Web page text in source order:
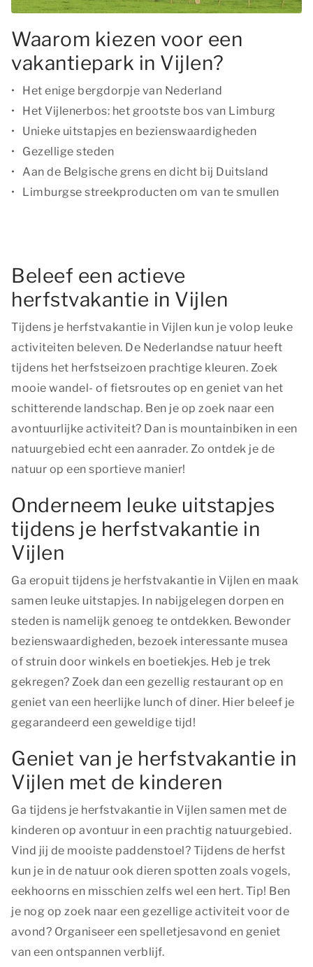
Waarom kiezen voor een
vakantiepark in Vijlen?
Het enige bergdorpje van Nederland
Het Vijlenerbos: het grootste bos van Limburg
Unieke uitstapjes en bezienswaardigheden
Gezellige steden
Aan de Belgische grens en dicht bij Duitsland
Limburgse streekproducten om van te smullen
Beleef een actieve
herfstvakantie in Vijlen
Tijdens je herfstvakantie in Vijlen kun je volop leuke
activiteiten beleven. De Nederlandse natuur heeft
tijdens het herfstseizoen prachtige kleuren. Zoek
mooie wandel- of fietsroutes op en geniet van het
schitterende landschap. Ben je op zoek naar een
avontuurlijke activiteit? Dan is mountainbiken in een
natuurgebied echt een aanrader. Zo ontdek je de
natuur op een sportieve manier!
Onderneem leuke uitstapjes
tijdens je herfstvakantie in
Vijlen
Ga eropuit tijdens je herfstvakantie in Vijlen en maak
samen leuke uitstapjes. In nabijgelegen dorpen en
steden is namelijk genoeg te ontdekken. Bewonder
bezienswaardigheden, bezoek interessante musea
of struin door winkels en boetiekjes. Heb je trek
gekregen? Zoek dan een gezellig restaurant op en
geniet van een heerlijke lunch of diner. Hier beleef je
gegarandeerd een geweldige tijd!
Geniet van je herfstvakantie in
Vijlen met de kinderen
Ga tijdens je herfstvakantie in Vijlen samen met de
kinderen op avontuur in een prachtig natuurgebied.
Vind jij de mooiste paddenstoel? Tijdens de herfst
kun je in de natuur ook dieren spotten zoals vogels,
eekhoorns en misschien zelfs wel een hert. Tip! Ben
je nog op zoek naar een gezellige activiteit voor de
avond? Organiseer een spelletjesavond en geniet
van een ontspannen verblijf.